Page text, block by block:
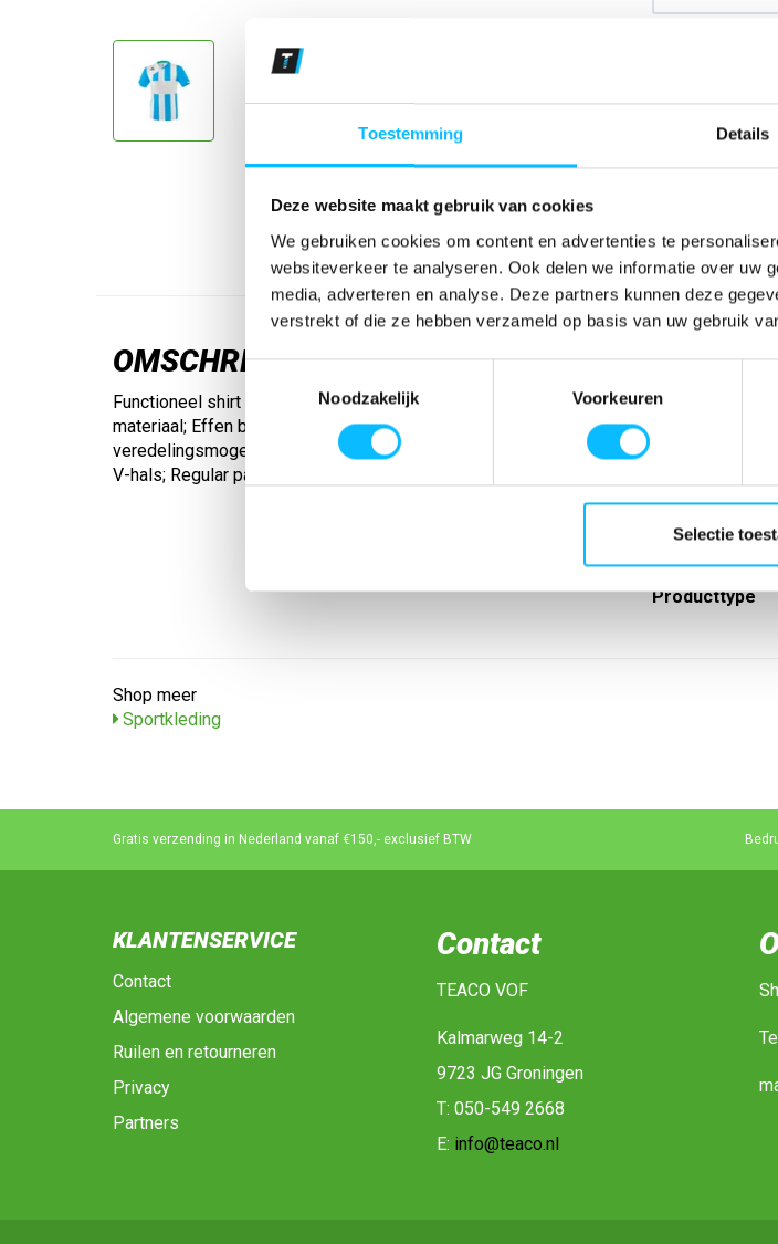
Toestemming Details
Deze website maakt gebruik van cookies
We gebruiken cookies om content en advertenties te
websiteverkeer te analyseren. Ook delen we informatie over uw
media, adverteren en analyse. Deze partners kunnen deze
verstrekt of die ze hebben verzameld op basis van uw gebruik
Toestemmingsselectie
Noodzakelijk
Voorkeuren
Selectie
OMSCHRIJVING
Functioneel shirt in streepdessin. Vochtafvoerend, sneldrogend
materiaal; Effen borst- en ruggedeelte voor optimale
veredelingsmogelijkheden; Klassieke blokstrepen; Tweekleurige
V-hals; Regular pasvorm
Artikelnummer
Materiaal
Lijn
Sport
Type groep
Producttype
Shop meer
Sportkleding
Gratis verzending in Nederland vanaf €150,- exclusief BTW
KLANTENSERVICE
Contact
Algemene voorwaarden
Ruilen en retourneren
Privacy
Partners
Contact
TEACO VOF
Kalmarweg 14-2
9723 JG Groningen
T: 050-549 2668
E: info@teaco.nl